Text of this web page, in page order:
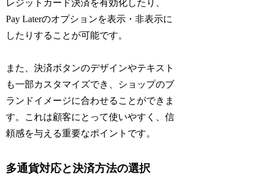
レジットカード決済を有効化したり、
Pay Laterのオプションを表示・非表示に
したりすることが可能です。
また、決済ボタンのデザインやテキスト
も一部カスタマイズでき、ショップのブ
ランドイメージに合わせることができま
す。これは顧客にとって使いやすく、信
頼感を与える重要なポイントです。
多通貨対応と決済方法の選択